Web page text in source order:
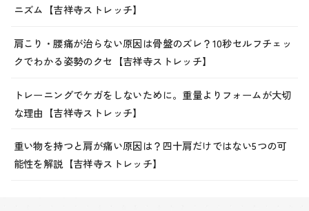
ニズム【吉祥寺ストレッチ】
肩こり・腰痛が治らない原因は骨盤のズレ？10秒セルフチェッ
クでわかる姿勢のクセ【吉祥寺ストレッチ】
トレーニングでケガをしないために。重量よりフォームが大切
な理由【吉祥寺ストレッチ】
重い物を持つと肩が痛い原因は？四十肩だけではない5つの可
能性を解説【吉祥寺ストレッチ】